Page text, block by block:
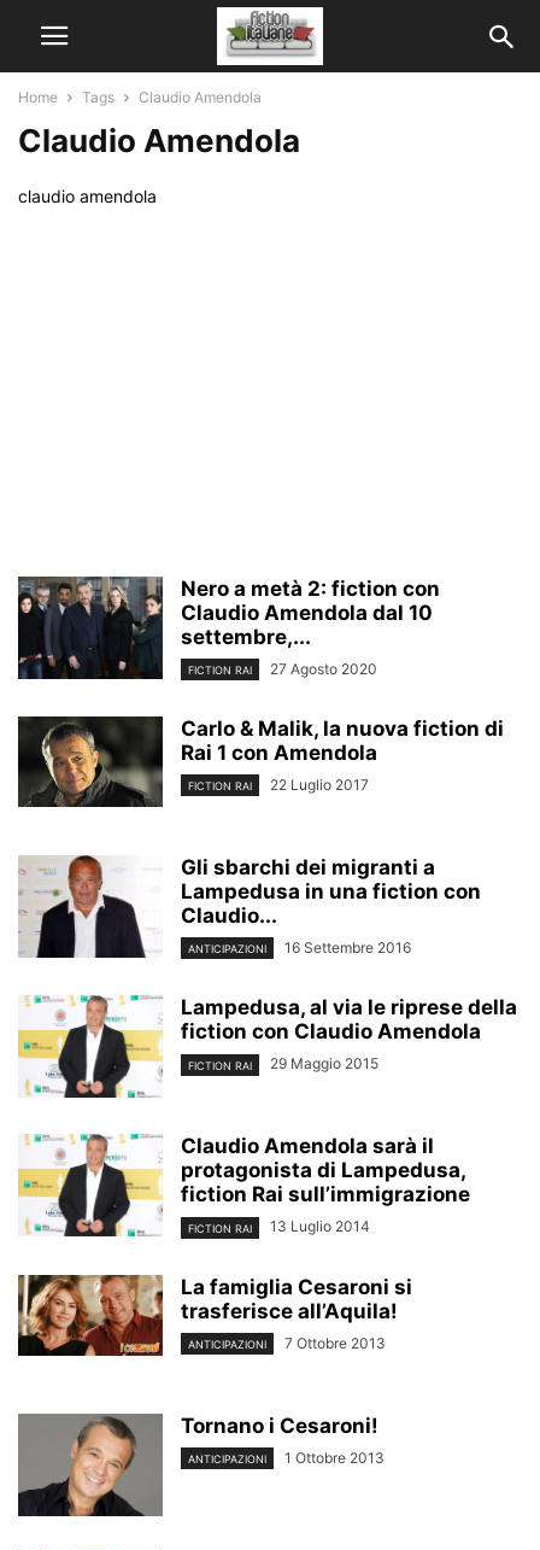
Home Tags Claudio Amendola
Claudio Amendola
claudio amendola
Nero a metà 2: fiction con
Claudio Amendola dal 10
settembre,...
FICTION RAI 27 Agosto 2020
Carlo & Malik, la nuova fiction di
Rai 1 con Amendola
FICTION RAI 22 Luglio 2017
Gli sbarchi dei migranti a
Lampedusa in una fiction con
Claudio...
ANTICIPAZIONI 16 Settembre 2016
Lampedusa, al via le riprese della
fiction con Claudio Amendola
FICTION RAI 29 Maggio 2015
Claudio Amendola sarà il
protagonista di Lampedusa,
fiction Rai sull’immigrazione
FICTION RAI 13 Luglio 2014
La famiglia Cesaroni si
trasferisce all’Aquila!
ANTICIPAZIONI 7 Ottobre 2013
Tornano i Cesaroni!
ANTICIPAZIONI 1 Ottobre 2013